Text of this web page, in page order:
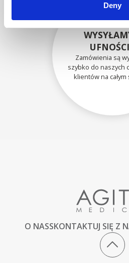
Deny
Zamówienia są
szybko do naszych
klientów na całym
O NASSKONTAKTUJ SIĘ Z